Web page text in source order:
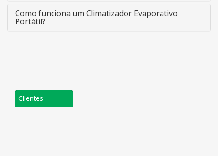
Como funciona um Climatizador Evaporativo
Portátil?
Clientes